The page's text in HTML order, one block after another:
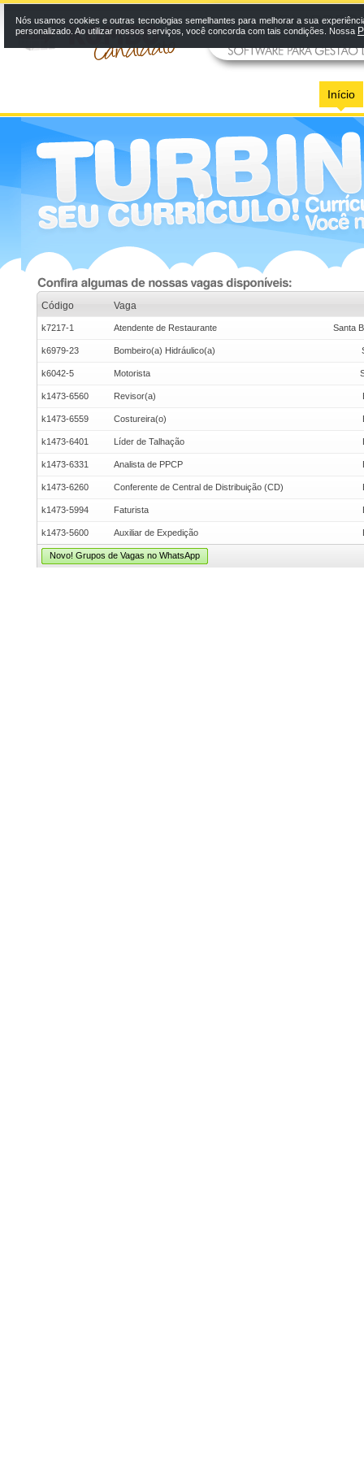
Início
Código Vaga
k7217-1 Atendente de Restaurante Santa
k6979-23 Bombeiro(a) Hidráulico(a)
k6042-5 Motorista
k1473-6560 Revisor(a)
k1473-6559 Costureira(o)
k1473-6401 Líder de Talhação
k1473-6331 Analista de PPCP
k1473-6260 Conferente de Central de Distribuição (CD)
k1473-5994 Faturista
k1473-5600 Auxiliar de Expedição
Novo! Grupos de Vagas no WhatsApp
Nós usamos cookies e outras tecnologias semelhantes para melhorar a sua
personalizado. Ao utilizar nossos serviços, você concorda com tais condições. Nossa